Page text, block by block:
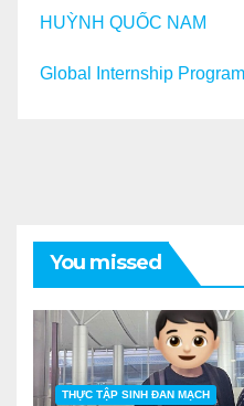
HUỲNH QUỐC NAM
Global Internship Program
You missed
THỰC TẬP SINH ĐAN MẠCH